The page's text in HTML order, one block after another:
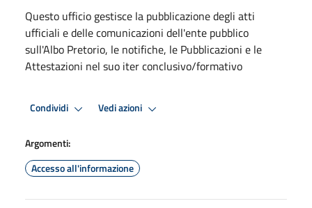
Questo ufficio gestisce la pubblicazione degli atti
ufficiali e delle comunicazioni dell'ente pubblico
sull'Albo Pretorio, le notifiche, le Pubblicazioni e le
Attestazioni nel suo iter conclusivo/formativo
Condividi Vedi azioni
Argomenti:
Accesso all'informazione